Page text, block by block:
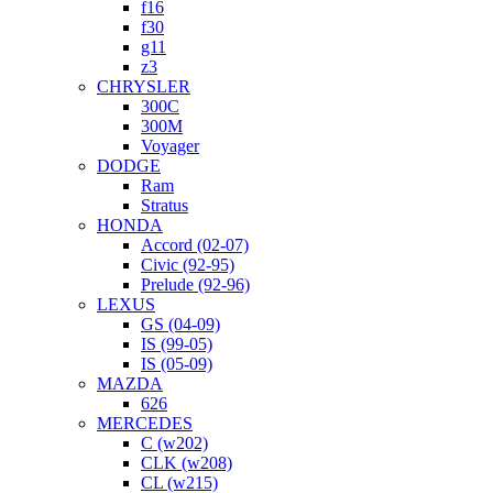
f16
f30
g11
z3
CHRYSLER
300C
300M
Voyager
DODGE
Ram
Stratus
HONDA
Accord (02-07)
Civic (92-95)
Prelude (92-96)
LEXUS
GS (04-09)
IS (99-05)
IS (05-09)
MAZDA
626
MERCEDES
C (w202)
CLK (w208)
CL (w215)